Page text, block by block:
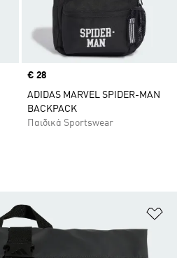
Price
€ 28
ADIDAS MARVEL SPIDER-MAN
BACKPACK
Παιδικά Sportswear